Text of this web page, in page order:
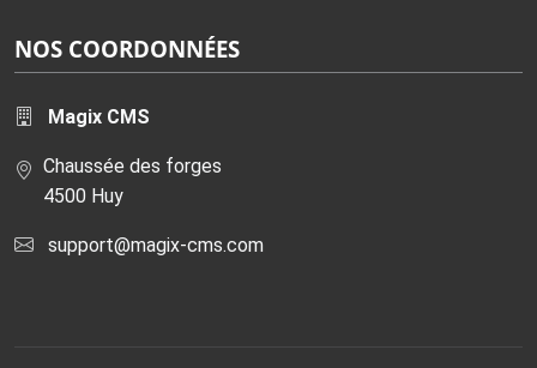
NOS COORDONNÉES
Magix CMS
Chaussée des forges
4500 Huy
support@magix-cms.com